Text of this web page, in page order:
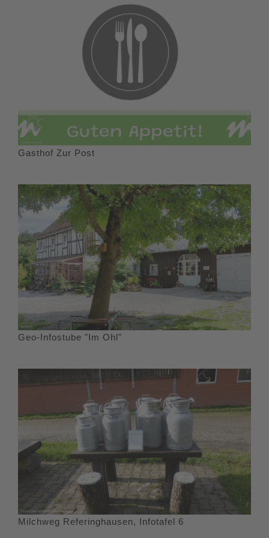
hier genießt du eine fantastische Aussicht. Halte dich nach
dem Gehöft wieder links und folge dem Wanderweg R1 für
wenige Meter. Über den mit einem umgedrehten T
markierten Wanderweg gelangst du nun zurück nach
Düdinghausen.In Düdinghausen ist das Heimathaus mit der
historischen Dreggelstobe (1 x wöchentlich geöffnet) mit
Sicherheit einen Besuch wert.Dieser Rundwanderweg wird
komplett geräumt.
Gasthof Zur Post
Geo-Infostube "Im Ohl"
Milchweg Referinghausen, Infotafel 6